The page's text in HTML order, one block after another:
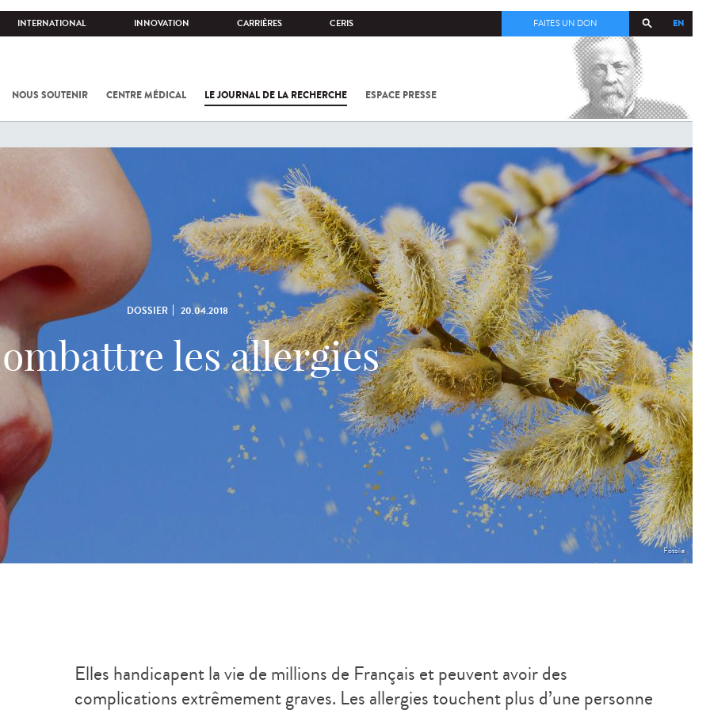
INTERNATIONAL INNOVATION CARRIÈRES CERIS EN
FAITES UN DON
NOUS SOUTENIR CENTRE MÉDICAL LE JOURNAL DE LA RECHERCHE ESPACE PRESSE
COV-2 /
À
PASTEUR
DOSSIER 20.04.2018
les allergies
Fotolia
Elles handicapent la vie de millions de Français et peuvent avoir des
complications extrêmement graves. Les allergies touchent plus d’une personne